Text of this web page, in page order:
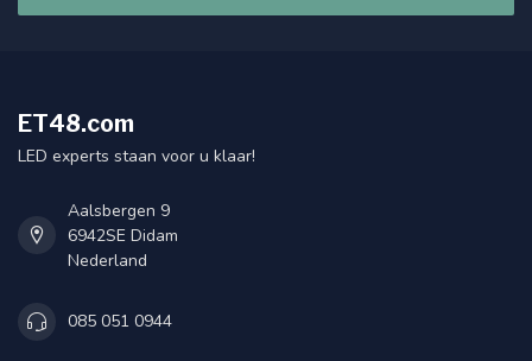
ET48.com
LED experts staan voor u klaar!
Aalsbergen 9
6942SE Didam
Nederland
085 051 0944